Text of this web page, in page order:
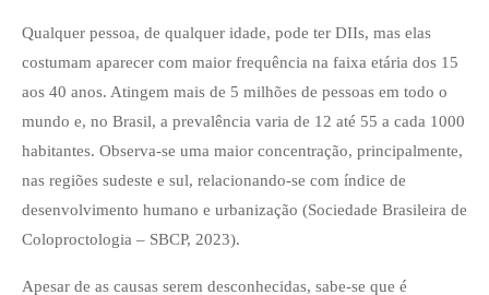
Qualquer pessoa, de qualquer idade, pode ter DIIs, mas elas
costumam aparecer com maior frequência na faixa etária dos 15
aos 40 anos. Atingem mais de 5 milhões de pessoas em todo o
mundo e, no Brasil, a prevalência varia de 12 até 55 a cada 1000
habitantes. Observa-se uma maior concentração, principalmente,
nas regiões sudeste e sul, relacionando-se com índice de
desenvolvimento humano e urbanização (Sociedade Brasileira de
Coloproctologia – SBCP, 2023).
Apesar de as causas serem desconhecidas, sabe-se que é